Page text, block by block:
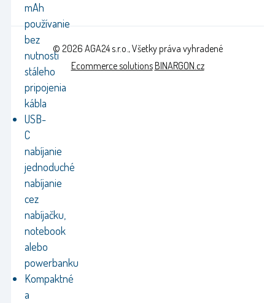
mAh
používanie
bez
nutnosti
stáleho
pripojenia
kábla
USB-
C
nabíjanie
jednoduché
nabíjanie
cez
nabíjačku,
notebook
alebo
powerbanku
Kompaktné
a
© 2026 AGA24 s.r.o., Všetky práva vyhradené
Ecommerce solutionsBINARGON.cz